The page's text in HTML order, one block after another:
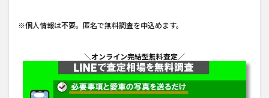
※個人情報は不要。匿名で無料調査を申込めます。
＼オンライン完結型無料査定／